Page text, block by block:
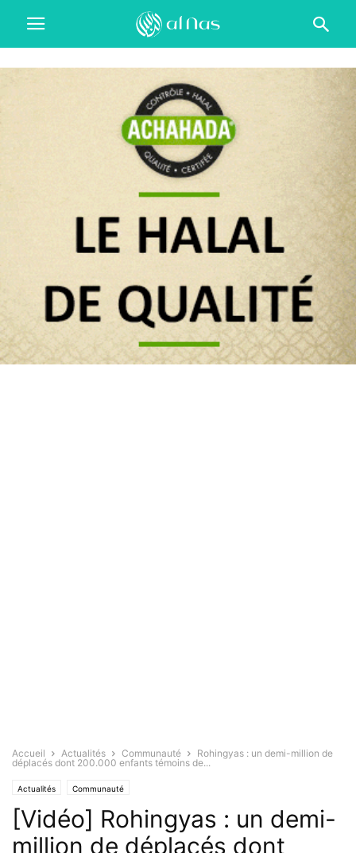
Accueil Actualités Communauté
Rohingyas : un demi-million de
déplacés dont 200.000 enfants témoins de...
Actualités Communauté
[Vidéo] Rohingyas : un demi-
million de déplacés dont